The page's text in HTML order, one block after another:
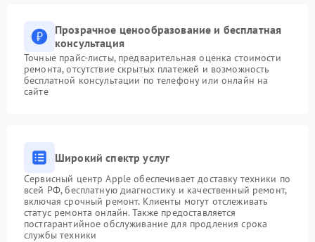
Прозрачное ценообразование и бесплатная
консультация
Точные прайс-листы, предварительная оценка стоимости
ремонта, отсутствие скрытых платежей и возможность
бесплатной консультации по телефону или онлайн на
сайте
Широкий спектр услуг
Сервисный центр Apple обеспечивает доставку техники по
всей РФ, бесплатную диагностику и качественный ремонт,
включая срочный ремонт. Клиенты могут отслеживать
статус ремонта онлайн. Также предоставляется
постгарантийное обслуживание для продления срока
службы техники